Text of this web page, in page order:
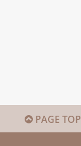
PAGE TOP